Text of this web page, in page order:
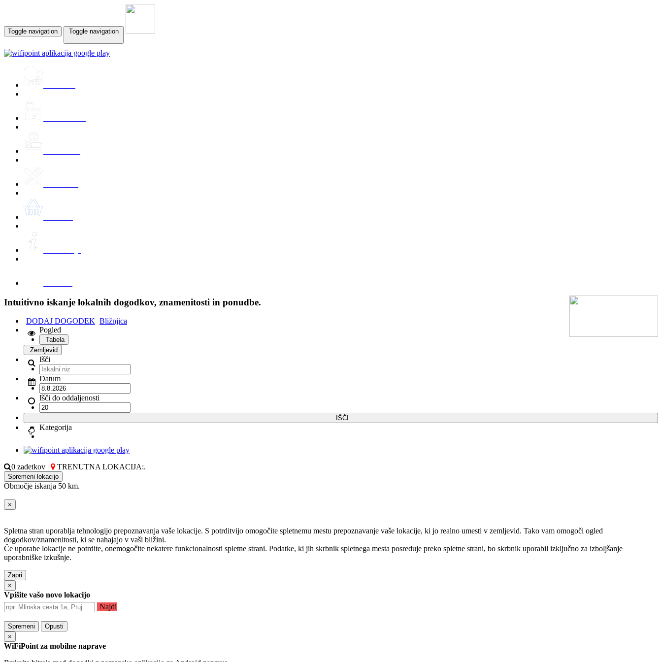
Toggle navigation Toggle navigation
Intuitivno iskanje lokalnih dogodkov, znamenitosti in ponudbe.
DODAJ DOGODEK Bližnjica
Pogled
Tabela
Zemljevid
Išči
Datum
Išči do oddaljenosti
IŠČI
Kategorija
0 zadetkov | TRENUTNA LOKACIJA:.
Spremeni lokacijo
Območje iskanja 50 km.
×
Spletna stran uporablja tehnologijo prepoznavanja vaše lokacije. S potrditvijo omogočite spletnemu mestu prepoznavanje vaše lokacije, ki jo realno umesti v zemljevid. Tako vam omogoči ogled
dogodkov/znamenitosti, ki se nahajajo v vaši bližini.
Če uporabe lokacije ne potrdite, onemogočite nekatere funkcionalnosti spletne strani. Podatke, ki jih skrbnik spletnega mesta posreduje preko spletne strani, bo skrbnik uporabil izključno za izboljšanje
uporabniške izkušnje.
Zapri
×
Vpišite vašo novo lokacijo
Najdi
Spremeni
Opusti
×
WiFiPoint za mobilne naprave